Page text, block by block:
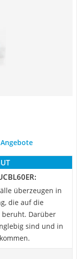
überzeugen in
die auf die
beruht. Darüber
sind und in